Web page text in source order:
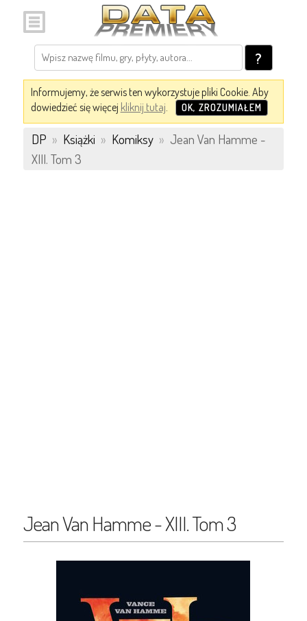
?
Informujemy, że serwis ten wykorzystuje pliki Cookie. Aby
dowiedzieć się więcej kliknij tutaj. OK, ZROZUMIAŁEM
DP » Książki » Komiksy » Jean Van Hamme -
XIII. Tom 3
Jean Van Hamme - XIII. Tom 3